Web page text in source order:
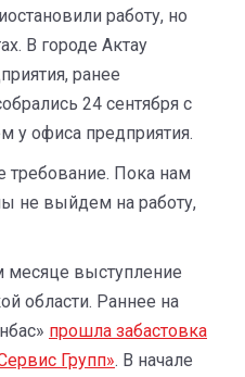
работу, но
В городе Актау
ранее
24 сентября с
у офиса предприятия.
требование. Пока нам
не выйдем на работу,
месяце выступление
области. Раннее на
прошла забастовка
Групп». В начале